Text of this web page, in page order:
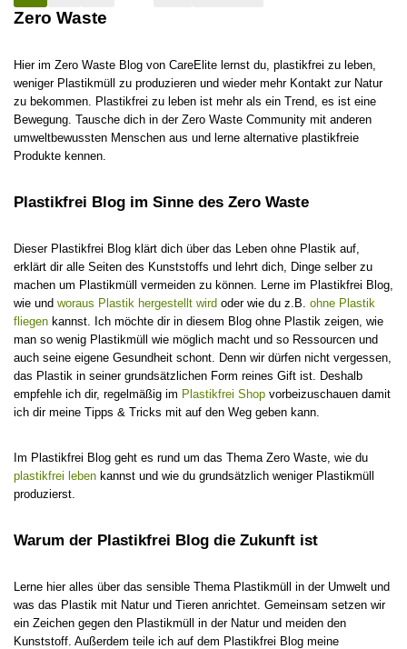
Zero Waste
Hier im Zero Waste Blog von CareElite lernst du, plastikfrei zu leben,
weniger Plastikmüll zu produzieren und wieder mehr Kontakt zur Natur
zu bekommen. Plastikfrei zu leben ist mehr als ein Trend, es ist eine
Bewegung. Tausche dich in der Zero Waste Community mit anderen
umweltbewussten Menschen aus und lerne alternative plastikfreie
Produkte kennen.
Plastikfrei Blog im Sinne des Zero Waste
Dieser Plastikfrei Blog klärt dich über das Leben ohne Plastik auf,
erklärt dir alle Seiten des Kunststoffs und lehrt dich, Dinge selber zu
machen um Plastikmüll vermeiden zu können. Lerne im Plastikfrei Blog,
wie und woraus Plastik hergestellt wird oder wie du z.B. ohne Plastik
fliegen kannst. Ich möchte dir in diesem Blog ohne Plastik zeigen, wie
man so wenig Plastikmüll wie möglich macht und so Ressourcen und
auch seine eigene Gesundheit schont. Denn wir dürfen nicht vergessen,
das Plastik in seiner grundsätzlichen Form reines Gift ist. Deshalb
empfehle ich dir, regelmäßig im Plastikfrei Shop vorbeizuschauen damit
ich dir meine Tipps & Tricks mit auf den Weg geben kann.
Im Plastikfrei Blog geht es rund um das Thema Zero Waste, wie du
plastikfrei leben kannst und wie du grundsätzlich weniger Plastikmüll
produzierst.
Warum der Plastikfrei Blog die Zukunft ist
Lerne hier alles über das sensible Thema Plastikmüll in der Umwelt und
was das Plastik mit Natur und Tieren anrichtet. Gemeinsam setzen wir
ein Zeichen gegen den Plastikmüll in der Natur und meiden den
Kunststoff. Außerdem teile ich auf dem Plastikfrei Blog meine